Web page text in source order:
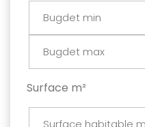
Surface m²